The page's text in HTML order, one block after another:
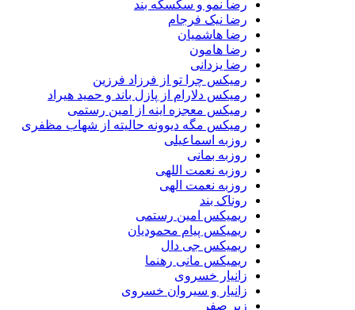
رضا نمو و سکسکه بند
رضا نیک فرجام
رضا هاشمیان
رضا هامون
رضا یزدانی
رمیکس چرا تو از فرزاد فرزین
رمیکس دلارام از پازل باند و حمید هیراد
رمیکس معجزه اینه از امین رستمی
رمیکس مگه دیوونه حالیته از شهاب مظفری
روزبه اسماعیلی
روزبه بمانی
روزبه نعمت اللهی
روزبه نعمت الهی
روناک بند
ریمیکس امین رستمی
ریمیکس پیام محمودیان
ریمیکس جی دال
ریمیکس مانی رهنما
زانیار خسروی
زانیار و سیروان خسروی
زیر صفر